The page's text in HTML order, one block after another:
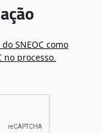
SNEOC como
no processo.